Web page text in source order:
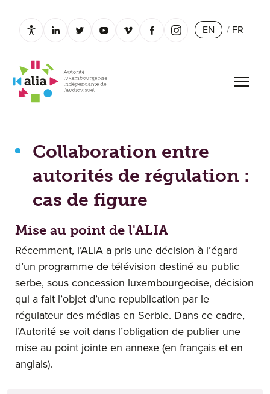
Paramètres d’accessibilité
linkedin.com
twitter.com
youtube.com
vimeo.com
facebook.com
instagram.com
EN / FR
Open
Collaboration entre
autorités de régulation :
cas de figure
Mise au point de l'ALIA
Récemment, l’ALIA a pris une décision à l’égard
d’un programme de télévision destiné au public
serbe, sous concession luxembourgeoise, décision
qui a fait l’objet d’une republication par le
régulateur des médias en Serbie. Dans ce cadre,
l’Autorité se voit dans l’obligation de publier une
mise au point jointe en annexe (en français et en
anglais).